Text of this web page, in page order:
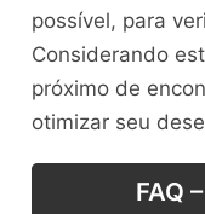
possível, para
Considerando
próximo de
otimizar seu
FAQ